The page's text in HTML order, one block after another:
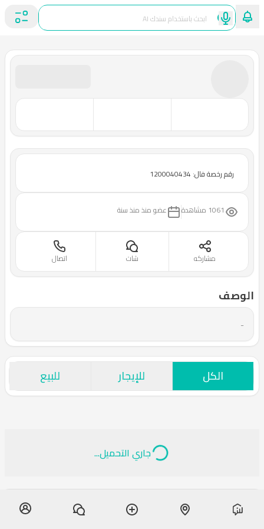
رقم رخصة فال: 1200040434
1061 مشاهدة عضو منذمنذ سنة
اتصال شات مشاركه
الوصف
-
الكل للإيجار للبيع
جاري التحميل...